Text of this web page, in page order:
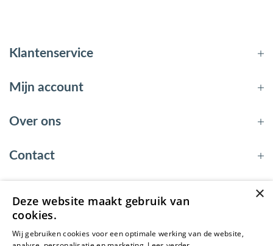
Klantenservice
Mijn account
Over ons
Contact
© 2026 - EnergyBy
×
Deze website maakt gebruik van
cookies.
Wij gebruiken cookies voor een optimale werking van de website,